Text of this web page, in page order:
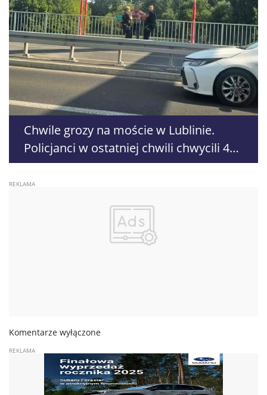
Chwile grozy na moście w Lublinie.
Policjanci w ostatniej chwili chwycili 42-
latka
Komentarze wyłączone